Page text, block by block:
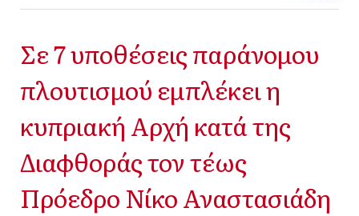
Σε 7 υποθέσεις παράνομου
πλουτισμού εμπλέκει η
κυπριακή Αρχή κατά της
Διαφθοράς τον τέως
Πρόεδρο Νίκο Αναστασιάδη